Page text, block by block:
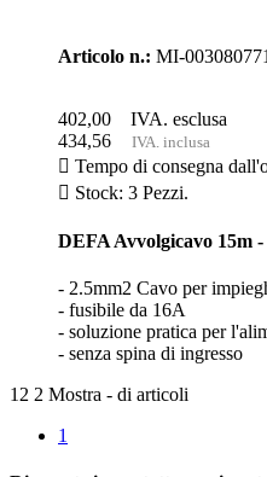
Articolo n.: MI-
402,00
IVA. esclusa
434,56
IVA. inclusa
 Tempo di consegna
 Stock: 3 Pezzi.
DEFA Avvolgicavo 15m
- 2.5mm2 Cavo per
- fusibile da 16A
- soluzione pratica per
- senza spina di ingresso
12 2 Mostra - di articoli
1